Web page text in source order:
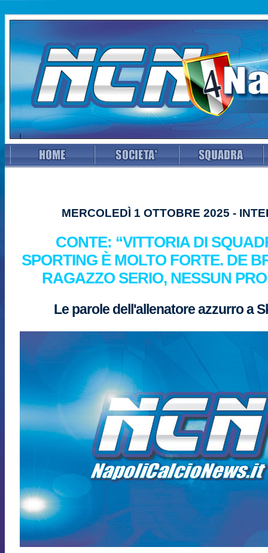
MERCOLEDÌ 1 OTTOBRE 2025 -
CONTE: “VITTORIA DI
SPORTING È MOLTO FORTE. DE
RAGAZZO SERIO, NESSUN
Le parole dell'allenatore azzurro a